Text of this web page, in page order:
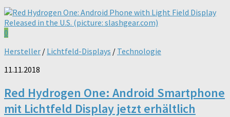
0
Hersteller / Lichtfeld-Displays / Technologie
11.11.2018
Red Hydrogen One: Android Smartphone
mit Lichtfeld Display jetzt erhältlich